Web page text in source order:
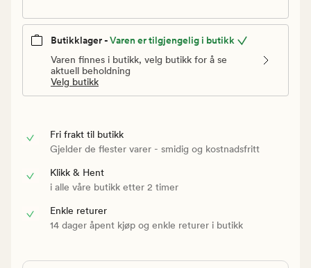
Butikklager -Varen er tilgjengelig i butikk
Varen finnes i butikk, velg butikk for å se
aktuell beholdning
Velg butikk
Fri frakt til butikk
Gjelder de flester varer - smidig og kostnadsfritt
Klikk & Hent
i alle våre butikk etter 2 timer
Enkle returer
14 dager åpent kjøp og enkle returer i butikk